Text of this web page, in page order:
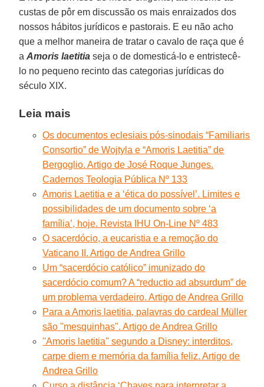
custas de pôr em discussão os mais enraizados dos
nossos hábitos jurídicos e pastorais. E eu não acho
que a melhor maneira de tratar o cavalo de raça que é
aAmoris laetitia seja o de domesticá-lo e entristecê-
lo no pequeno recinto das categorias jurídicas do
século XIX.
Leia mais
Os documentos eclesiais pós-sinodais “Familiaris
Consortio” de Wojtyla e “Amoris Laetitia” de
Bergoglio. Artigo de José Roque Junges.
Cadernos Teologia Pública Nº 133
Amoris Laetitia e a ‘ética do possível’. Limites e
possibilidades de um documento sobre ‘a
família’, hoje. Revista IHU On-Line Nº 483
O sacerdócio, a eucaristia e a remoção do
Vaticano II. Artigo de Andrea Grillo
Um “sacerdócio católico” imunizado do
sacerdócio comum? A “reductio ad absurdum” de
um problema verdadeiro. Artigo de Andrea Grillo
Para a Amoris laetitia, palavras do cardeal Müller
são ''mesquinhas''. Artigo de Andrea Grillo
''Amoris laetitia'' segundo a Disney: interditos,
carpe diem e memória da família feliz. Artigo de
Andrea Grillo